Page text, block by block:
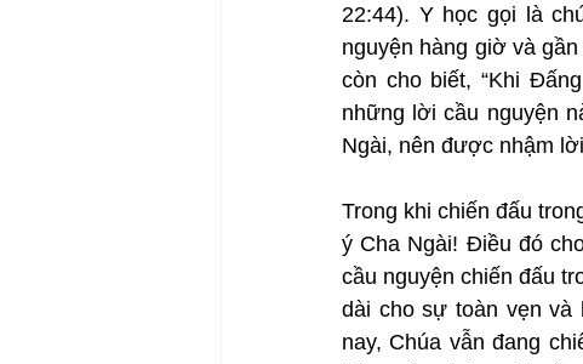
22:44). Y học gọi là
nguyện hàng giờ và
còn cho biết, “Khi
những lời cầu nguyện
Ngài, nên được nhậm
Trong khi chiến đấu
ý Cha Ngài! Điều đó
cầu nguyện chiến đấu
dài cho sự toàn vẹn và
nay, Chúa vẫn đang